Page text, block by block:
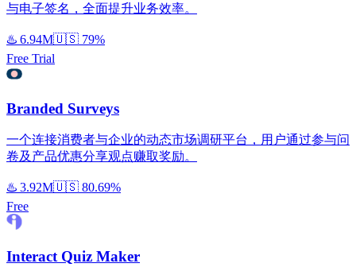
与电子签名，全面提升业务效率。
♨️ 6.94M🇺🇸 79%
Free Trial
Branded Surveys
一个连接消费者与企业的动态市场调研平台，用户通过参与问
卷及产品优惠分享观点赚取奖励。
♨️ 3.92M🇺🇸 80.69%
Free
Interact Quiz Maker